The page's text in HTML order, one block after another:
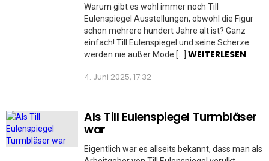
Warum gibt es wohl immer noch Till
Eulenspiegel Ausstellungen, obwohl die Figur
schon mehrere hundert Jahre alt ist? Ganz
einfach! Till Eulenspiegel und seine Scherze
werden nie außer Mode […] WEITERLESEN
4. Juni 2025, 17:32
Als Till Eulenspiegel Turmbläser
war
Eigentlich war es allseits bekannt, dass man als